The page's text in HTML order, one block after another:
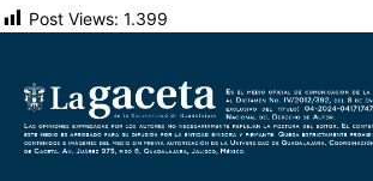
Post Views: 1.399